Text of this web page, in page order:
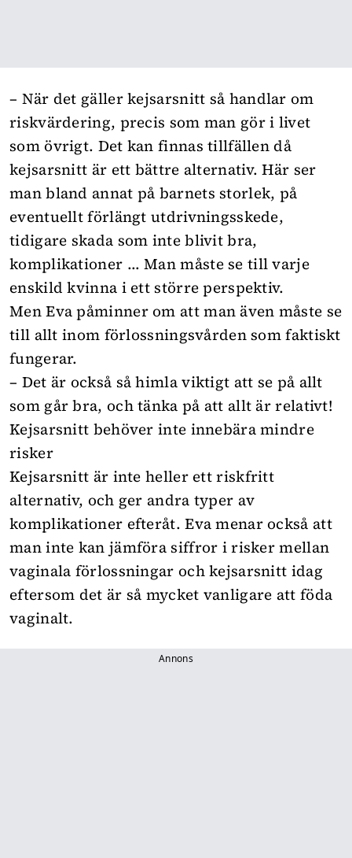
– När det gäller kejsarsnitt så handlar om
riskvärdering, precis som man gör i livet
som övrigt. Det kan finnas tillfällen då
kejsarsnitt är ett bättre alternativ. Här ser
man bland annat på barnets storlek, på
eventuellt förlängt utdrivningsskede,
tidigare skada som inte blivit bra,
komplikationer … Man måste se till varje
enskild kvinna i ett större perspektiv.
Men Eva påminner om att man även måste se
till allt inom förlossningsvården som faktiskt
fungerar.
– Det är också så himla viktigt att se på allt
som går bra, och tänka på att allt är relativt!
Kejsarsnitt behöver inte innebära mindre
risker
Kejsarsnitt är inte heller ett riskfritt
alternativ, och ger andra typer av
komplikationer efteråt. Eva menar också att
man inte kan jämföra siffror i risker mellan
vaginala förlossningar och kejsarsnitt idag
eftersom det är så mycket vanligare att föda
vaginalt.
Annons